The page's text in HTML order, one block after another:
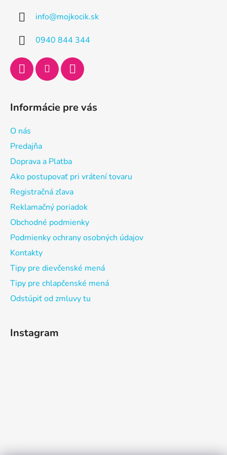
info@mojkocik.sk
0940 844 344
Informácie pre vás
O nás
Predajňa
Doprava a Platba
Ako postupovať pri vrátení tovaru
Registračná zľava
Reklamačný poriadok
Obchodné podmienky
Podmienky ochrany osobných údajov
Kontakty
Tipy pre dievčenské mená
Tipy pre chlapčenské mená
Odstúpiť od zmluvy tu
Instagram